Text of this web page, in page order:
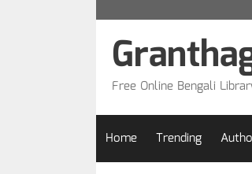
Free Online Bengali
Home Trending